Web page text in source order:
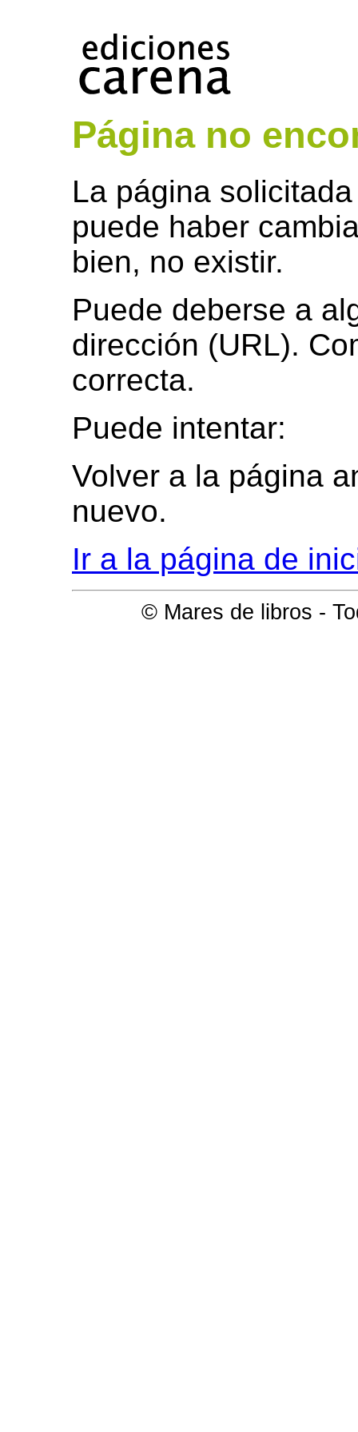
Página no
La página
puede haber
bien, no existir.
Puede deberse a
dirección (URL).
correcta.
Puede intentar:
Volver a la página
nuevo.
Ir a la página de
© Mares de libros -